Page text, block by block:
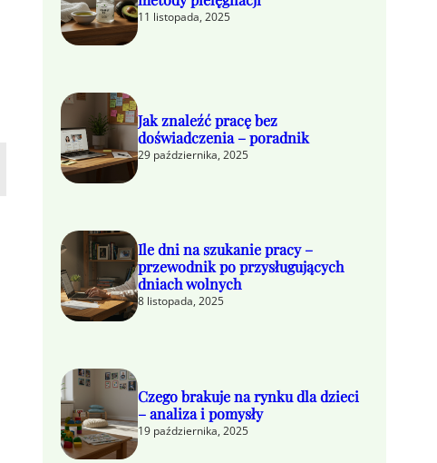
11 listopada, 2025
Jak znaleźć pracę bez
doświadczenia – poradnik
29 października, 2025
Ile dni na szukanie pracy –
przewodnik po przysługujących
dniach wolnych
8 listopada, 2025
Czego brakuje na rynku dla dzieci
– analiza i pomysły
19 października, 2025